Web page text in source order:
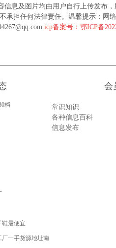
息及图片均由用户自行上传发布
担任何法律责任。温馨提示：网
icp备案号：鄂ICP备
档
鞋最便宜
一手货源地址南
会
常识知识
各种信息百科
信息发布